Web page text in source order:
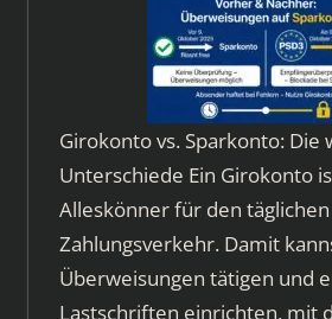
Girokonto vs. Sparkonto: Die
Unterschiede Ein Girokonto
Alleskönner für den täglichen
Zahlungsverkehr. Damit
Überweisungen tätigen und
Lastschriften einrichten, mit